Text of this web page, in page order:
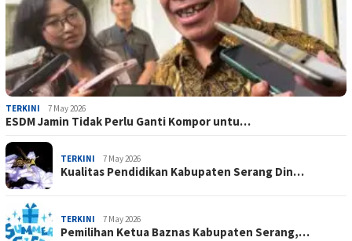
TERKINI 7 May 2026
ESDM Jamin Tidak Perlu Ganti Kompor untu…
TERKINI 7 May 2026
Kualitas Pendidikan Kabupaten Serang Din…
TERKINI 7 May 2026
Pemilihan Ketua Baznas Kabupaten Serang,…